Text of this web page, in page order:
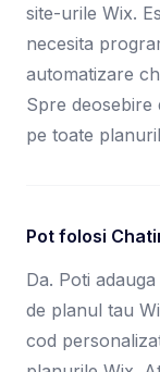
site-urile Wix.
necesita
automatizare
Spre
pe toate
Pot folosi
Da. Poti
de planul tau
cod